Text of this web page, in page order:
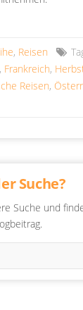
, Reisen
Frankreich,
Reisen,
Suche?
Suche und